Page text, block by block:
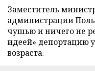
Заместитель
администрации
чушью и ничего не
идеей» депортацию
возраста.